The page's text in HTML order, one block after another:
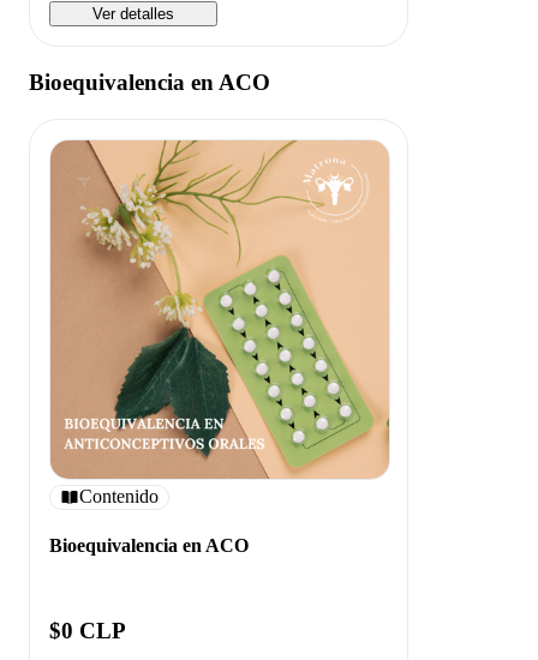
Ver detalles
Bioequivalencia en ACO
Contenido
Bioequivalencia en ACO
$0 CLP